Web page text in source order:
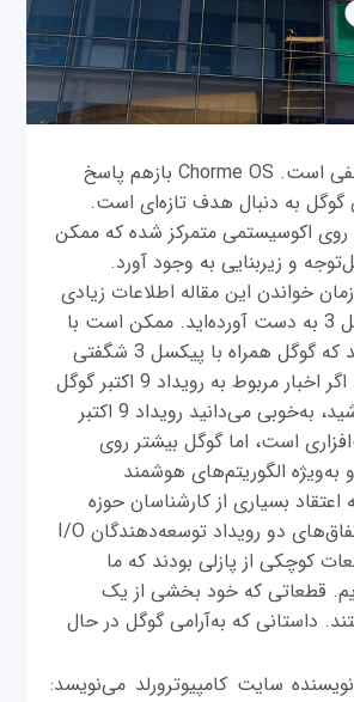
اندروید؟ پاسخ منفی است. Chorme OS بازهم پاسخ
به دنبال هدف تازه‌ای است.
روی اکوسیستمی متمرکز شده که ممکن
و زیربنایی به وجود آورد.
زمان خواندن این مقاله اطلاعات زیادی
در ارتباط با پیکسل 3 به دست آورده‌اید. ممکن است با
ما هم‌عقیده باشید که گوگل همراه با پیکسل 3 شگفتی
بزرگی را خلق کرد. اگر اخبار مربوط به رویداد 9 اکتبر گوگل
را مطالعه کرده باشید، به‌خوبی می‌دانید رویداد 9 اکتبر
است، اما گوگل بیشتر روی
به‌ویژه الگوریتم‌های هوشمند
اعتقاد بسیاری از کارشناسان حوزه
فناوری، اخبار و اتفاق‌‌های دو رویداد توسعه‌دهندگان I/O
قطعات کوچکی از پازلی بودند که ما
قطعاتی که خود بخشی از یک
داستانی که به‌آرامی گوگل در حال
سایت کامپیوترورلد می‌نویسد: